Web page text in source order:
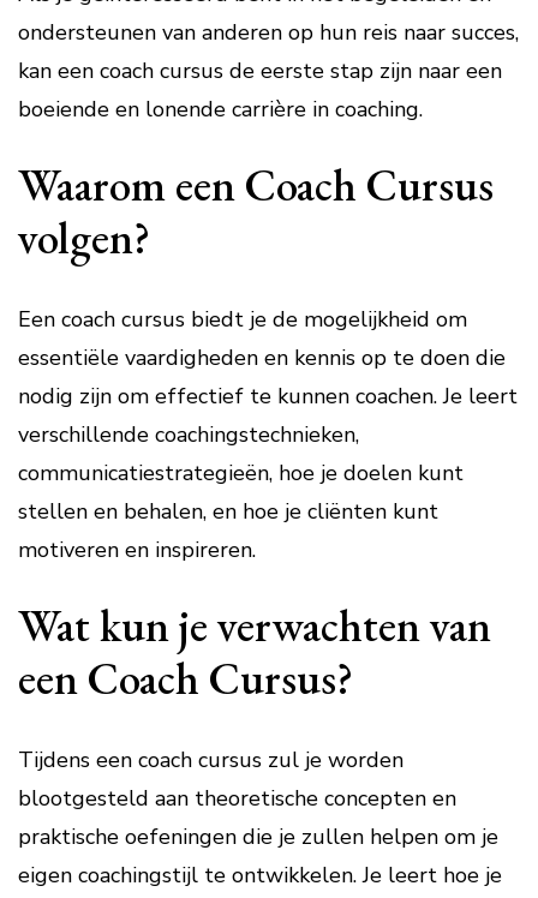
ondersteunen van anderen op hun reis naar succes,
kan een coach cursus de eerste stap zijn naar een
boeiende en lonende carrière in coaching.
Waarom een Coach Cursus
volgen?
Een coach cursus biedt je de mogelijkheid om
essentiële vaardigheden en kennis op te doen die
nodig zijn om effectief te kunnen coachen. Je leert
verschillende coachingstechnieken,
communicatiestrategieën, hoe je doelen kunt
stellen en behalen, en hoe je cliënten kunt
motiveren en inspireren.
Wat kun je verwachten van
een Coach Cursus?
Tijdens een coach cursus zul je worden
blootgesteld aan theoretische concepten en
praktische oefeningen die je zullen helpen om je
eigen coachingstijl te ontwikkelen. Je leert hoe je